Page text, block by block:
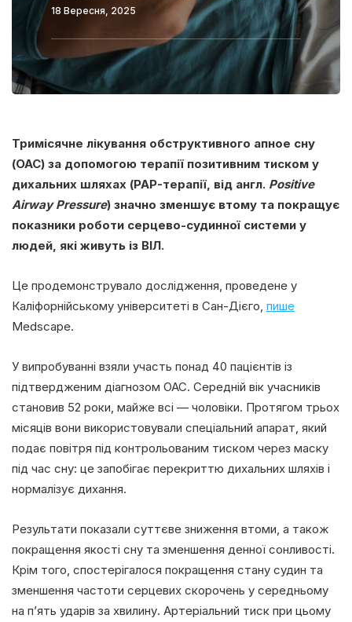
18 Вересня, 2025
Тримісячне лікування обструктивного апное сну
(ОАС) за допомогою терапії позитивним тиском у
дихальних шляхах (PAP-терапії, від англ. Positive
Airway Pressure) значно зменшує втому та покращує
показники роботи серцево-судинної системи у
людей, які живуть із ВІЛ.
Це продемонструвало дослідження, проведене у
Каліфорнійському університеті в Сан-Дієго, пише
Medscape.
У випробуванні взяли участь понад 40 пацієнтів із
підтвердженим діагнозом ОАС. Середній вік учасників
становив 52 роки, майже всі — чоловіки. Протягом трьох
місяців вони використовували спеціальний апарат, який
подає повітря під контрольованим тиском через маску
під час сну: це запобігає перекриттю дихальних шляхів і
нормалізує дихання.
Результати показали суттєве зниження втоми, а також
покращення якості сну та зменшення денної сонливості.
Крім того, спостерігалося покращення стану судин та
зменшення частоти серцевих скорочень у середньому
на п’ять ударів за хвилину. Артеріальний тиск при цьому